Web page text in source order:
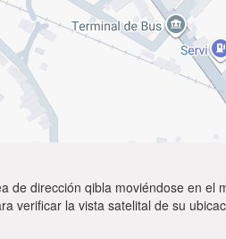
de dirección qibla moviéndose en
verificar la vista satelital de su